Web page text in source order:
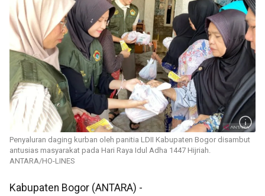
Penyaluran daging kurban oleh panitia LDII Kabupaten Bogor disambut
antusias masyarakat pada Hari Raya Idul Adha 1447 Hijriah.
ANTARA/HO-LINES
Kabupaten Bogor (ANTARA) -